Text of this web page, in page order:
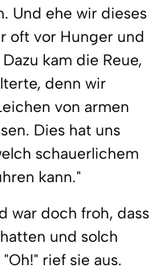
Und ehe wir dieses
oft vor Hunger und
kam die Reue,
denn wir
von armen
Dies hat uns
schauerlichem
kann."
war doch froh, dass
und solch
rief sie aus.